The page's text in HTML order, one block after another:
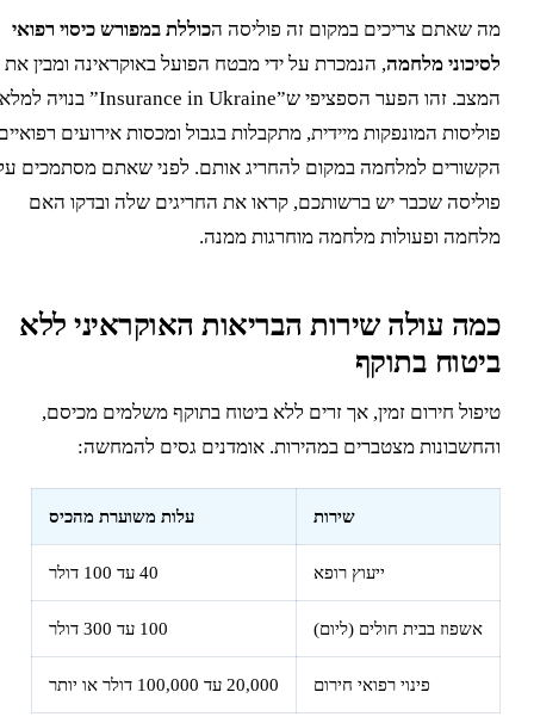
שאתם צריכים במקום זה פוליסה הכוללת במפורש כיסוי רפואי
מלחמה, הנמכרת על ידי מבטח הפועל באוקראינה ומבין את
המצב. זהו הפער הספציפי ש”Insurance in Ukraine” בנויה למלא:
המונפקות מיידית, מתקבלות בגבול ומכסות אירועים רפואיים
למלחמה במקום להחריג אותם. לפני שאתם מסתמכים על
שכבר יש ברשותכם, קראו את החריגים שלה ובדקו האם
ופעולות מלחמה מוחרגות ממנה.
עולה שירות הבריאות האוקראיני ללא
בתוקף
חירום זמין, אך זרים ללא ביטוח בתוקף משלמים מכיסם,
מצטברים במהירות. אומדנים גסים להמחשה:
שירות עלות משוערת מהכיס
ייעוץ רופא
אשפוז בבית חולים (ליום)
פינוי רפואי חירום 20,000 עד 100,000 דולר או יותר